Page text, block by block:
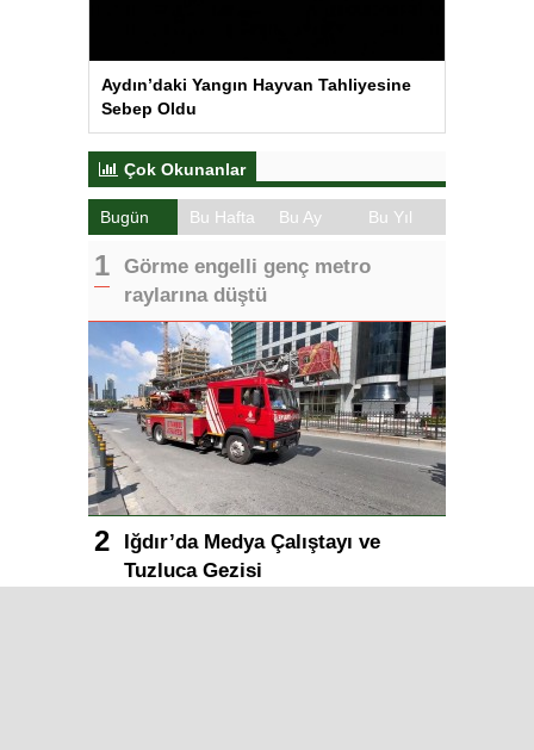
Aydın’daki Yangın Hayvan Tahliyesine
Sebep Oldu
Çok Okunanlar
Bugün Bu Hafta Bu Ay Bu Yıl
Görme engelli genç metro
raylarına düştü
Iğdır’da Medya Çalıştayı ve
Tuzluca Gezisi